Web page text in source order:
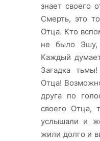
знает своего
Смерть, это
Отца. Кто
не было
Каждый
Загадка
Отца!
друга по
своего Отца,
услышали и
жили долго и